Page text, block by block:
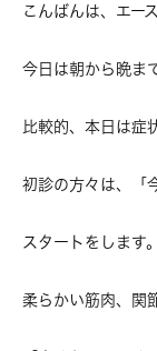
こんばんは、エー
今日は朝から晩ま
比較的、本日は症
初診の方々は、「
スタートをします
柔らかい筋肉、関